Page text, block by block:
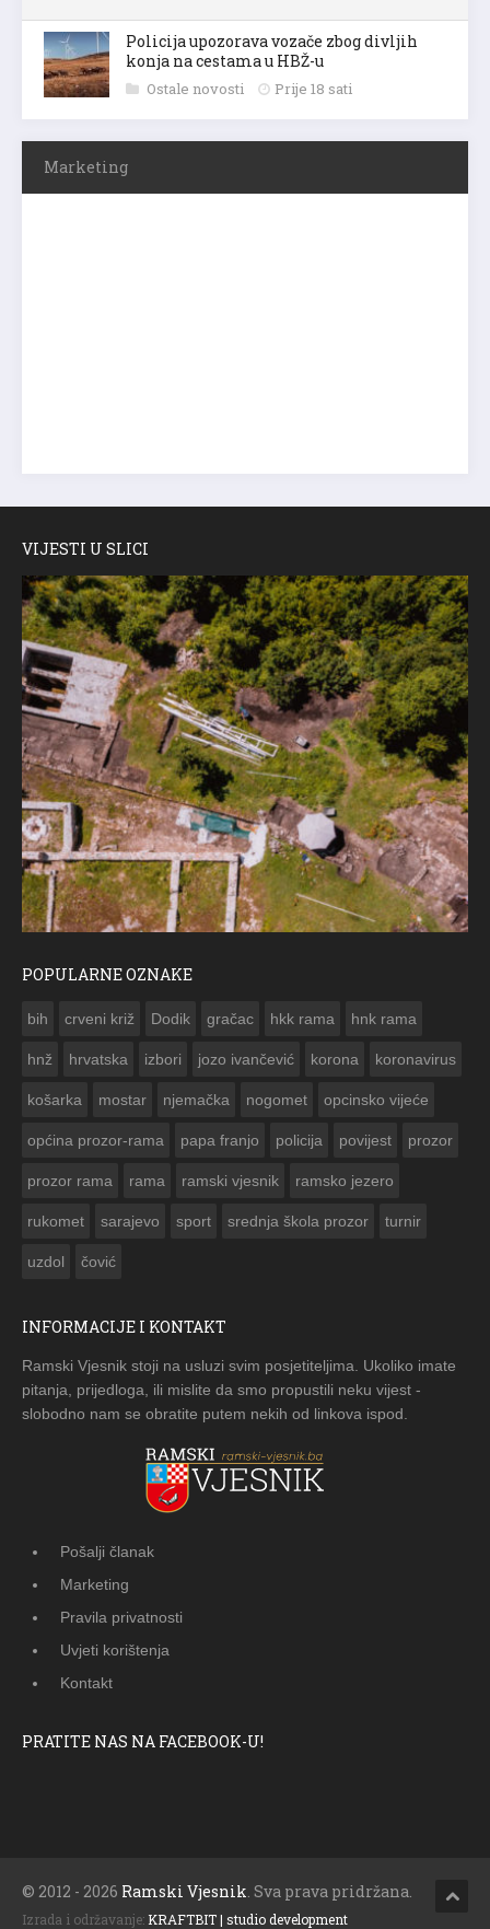
Policija upozorava vozače zbog divljih
konja na cestama u HBŽ-u
Ostale novosti Prije 18 sati
Marketing
VIJESTI U SLICI
POPULARNE OZNAKE
bih crveni križ Dodik gračac hkk rama hnk rama
hnž hrvatska izbori jozo ivančević korona koronavirus
košarka mostar njemačka nogomet opcinsko vijeće
općina prozor-rama papa franjo policija povijest prozor
prozor rama rama ramski vjesnik ramsko jezero
rukomet sarajevo sport srednja škola prozor turnir
uzdol čović
INFORMACIJE I KONTAKT
Ramski Vjesnik stoji na usluzi svim posjetiteljima. Ukoliko imate
pitanja, prijedloga, ili mislite da smo propustili neku vijest -
slobodno nam se obratite putem nekih od linkova ispod.
Pošalji članak
Marketing
Pravila privatnosti
Uvjeti korištenja
Kontakt
PRATITE NAS NA FACEBOOK-U!
© 2012 - 2026 Ramski Vjesnik . Sva prava pridržana.
Izrada i održavanje: KRAFTBIT | studio development